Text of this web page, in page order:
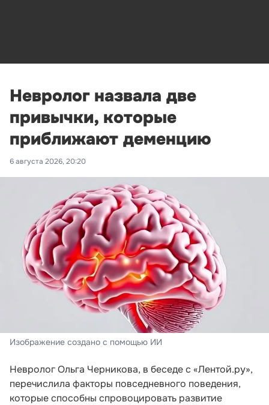
Невролог назвала две
привычки, которые
приближают деменцию
6 августа 2026, 20:20
Изображение создано с помощью ИИ
Невролог Ольга Черникова, в беседе с «Лентой.ру»,
перечислила факторы повседневного поведения,
которые способны спровоцировать развитие